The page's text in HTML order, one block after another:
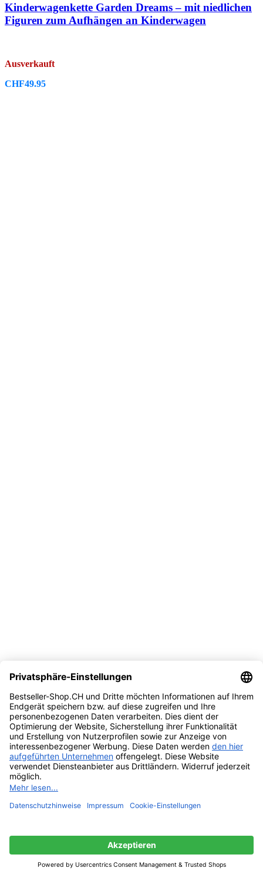
Kinderwagenkette Garden Dreams – mit niedlichen
Figuren zum Aufhängen an Kinderwagen
Ausverkauft
CHF49.95
Vergleichen
Quick view
Zur Wunschliste hinzufügen
Weiterlesen
Pampers Babywindeln, Grösse 4-5 ,
Monatssparpackung, Verwöhnte Passform und
Komfort für Ihr wildes Kind